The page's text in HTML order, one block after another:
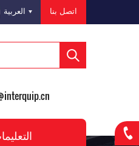
اتصل بنا العربية